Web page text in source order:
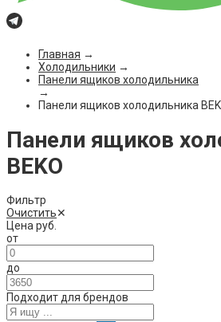
Главная →
Холодильники →
Панели ящиков холодильника
→
Панели ящиков холодильника
Панели ящиков
BEKO
Фильтр
Очистить✕
Ценаруб.
от
до
Подходит для брендов